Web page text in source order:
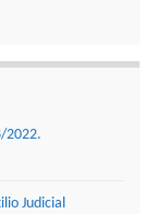
2022.
Judicial